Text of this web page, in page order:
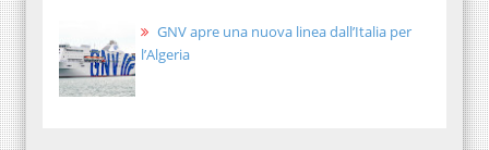
GNV apre una nuova linea dall’Italia per
l’Algeria